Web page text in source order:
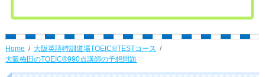
Home
大阪英語特訓道場TOEIC®TESTコース
大阪梅田のTOEIC®990点講師の予想問題